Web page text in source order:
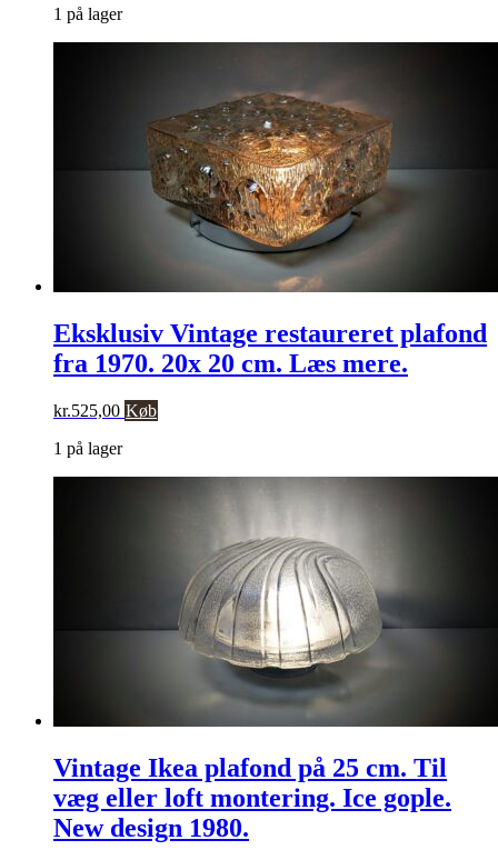
1 på lager
Eksklusiv Vintage restaureret plafond
fra 1970. 20x 20 cm. Læs mere.
kr.525,00 Køb
1 på lager
Vintage Ikea plafond på 25 cm. Til
væg eller loft montering. Ice gople.
New design 1980.